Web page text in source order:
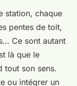
station, chaque
pentes de toit,
Ce sont autant
là que le
tout son sens.
ou intégrer un